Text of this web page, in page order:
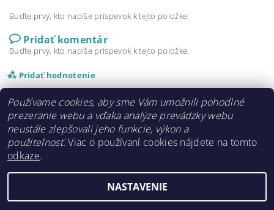
Buďte prvý, kto napíše príspevok k tejto položke.
Pridať komentár
Buďte prvý, kto napíše príspevok k tejto položke.
Pridať hodnotenie
2026 ©www.najgumaky.sk, všetky práva vyhradenéUpraviť nastavenie cookies
Používame cookies, aby sme Vám umožnili pohodlné
prezeranie webu a vďaka analýze prevádzky webu
neustále zlepšovali jeho funkcie, výkon a
použiteľnosť.Viac o používaní cookies nájdete na tomto
odkaze.
NASTAVENIE